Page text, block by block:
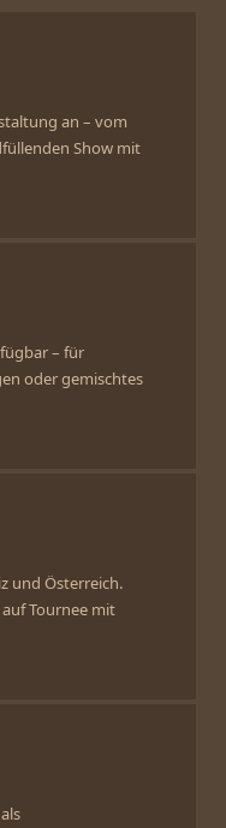
an – vom
Show mit
– für
oder gemischtes
und Österreich.
Tournee mit